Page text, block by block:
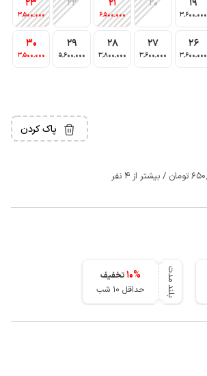
3٬600٬000 6٬500٬000 3٬500٬000
26
3٬600٬000
27
3٬600٬000
28
3٬800٬000
29
5٬600٬000
30
3٬500٬000
پاک کردن
بلند مدت 10%
تخفیف
حداقل 10 شب